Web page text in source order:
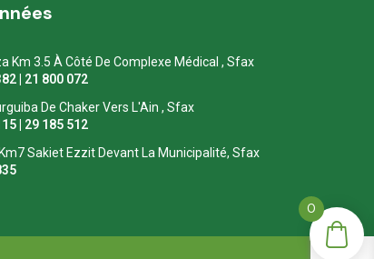
Km 3.5 À Côté De Complexe Médical , Sfax
| 21 800 072
De Chaker Vers L'Ain , Sfax
| 29 185 512
Sakiet Ezzit Devant La Municipalité, Sfax
0